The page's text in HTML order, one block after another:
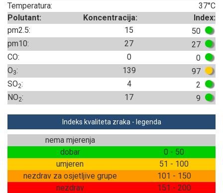
Temperatura:
37°C
Polutant:
Koncentracija:
Index:
pm2.5:
15
50
pm10:
27
27
CO:
0
0
O3: 139
97
SO2: 4
2
NO2: 17 9
Indeks kvaliteta zraka - legenda
nema mjerenja
dobar
0 - 50
umjeren
51 - 100
nezdrav za osjetljive grupe
101 - 150
nezdrav
151 - 200